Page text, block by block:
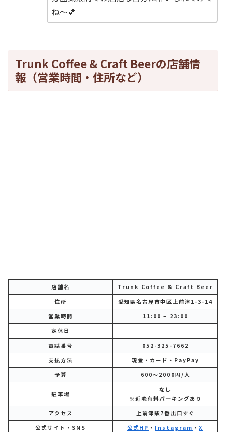
ね～💕
Trunk Coffee & Craft Beerの店舗情
報（営業時間・住所など）
店舗名
Trunk Coffee & Craft Beer
住所
愛知県名古屋市中区上前津1-3-14
営業時間
11:00 – 23:00
定休日
電話番号
052-325-7662
支払方法
現金・カード・PayPay
予算
600～2000円/人
駐車場
なし
※近隣有料パーキングあり
アクセス
上前津駅7番出口すぐ
公式サイト・SNS
公式HP ・ Instagram ・ X